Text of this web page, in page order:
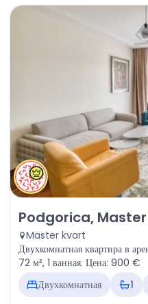
Аренда - Квартира
Podgorica,
Master kvart
Двухкомнатная квартира в
72 м², 1 ванная. Цена: 900 €
Двухкомнатная
1